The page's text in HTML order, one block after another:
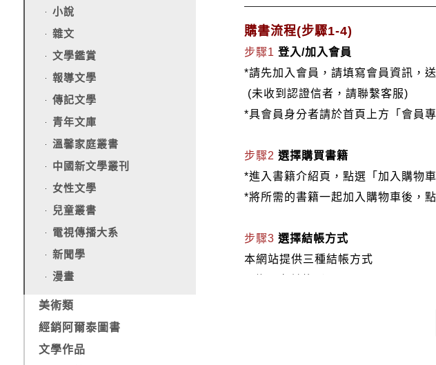
小說
雜文
文學鑑賞
報導文學
傳記文學
青年文庫
溫馨家庭叢書
中國新文學叢刊
女性文學
兒童叢書
電視傳播大系
新聞學
漫畫
美術類
經銷阿爾泰圖書
文學作品
購書流程(步驟1-4)
步驟1 登入/加入會員
*請先加入會員，請填寫會員資訊，
(未收到認證信者，請聯繫客服)
*具會員身分者請於首頁上方「會員
步驟2 選擇購買書籍
*進入書籍介紹頁，點選「加入購物
*將所需的書籍一起加入購物車後，
步驟3 選擇結帳方式
本網站提供三種結帳方式
3.郵局劃撥: 選擇郵局劃撥時，請於